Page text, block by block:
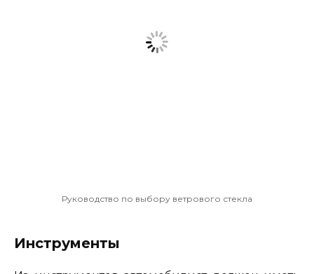
Руководство по выбору ветрового стекла
Инструменты